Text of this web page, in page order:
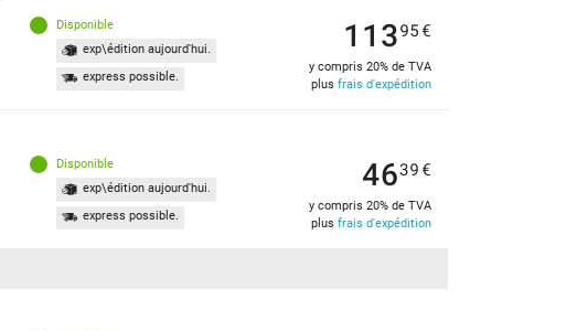
Disponible
exp\édition aujourd'hui.
express possible.
11395 €
y compris 20% de TVA
plus frais d'expédition
Disponible
exp\édition aujourd'hui.
express possible.
4639 €
y compris 20% de TVA
plus frais d'expédition